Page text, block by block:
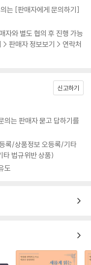
모른다.
이별로 인해 초래된 예술가
리 중 하나로 여겨지던 고
것이 분명했다. 예술가 조합
을 조금이라도 도와 그들의
분과 고독이 섬세하고 과
해야 옳은 장기간의 제작 활
곳에서 고갱 때문에 예술
통으로 가득한 머리는 압생
. 원대한 구상이 붕괴 조짐을
의 눈은 문득 일상의 모든 일
안감을 느낀다. 그렇다고 해
. 차라리 돈 안드는 군대에
신적 긴장이 고흐에게 면도
할 수 없으니 말이다.
>는 그런 한계를 넘어서는
혀 다른 형식의 책이다. 우
흐가 동생 테오와 함께 영원
지를 통해 추적해 간다. 벨
대로 그 길을 따라, 고흐가
란드, 영국, 벨기에, 프랑스
으로 고흐 삶의 궤적을 보
흐뿐만 아니라 고독과 가난
고 짧은 인생으 살다간 한
여 독자들은 머지막 장을
의 투우장 그림도 인상적이
지은이의 형도 화가이다. 평
지은이는 은연중에 더 잘 느
무라 요시데루의 스케치도
는 [판매자에게 문의하기]
자와 별도 협의 후 진행 가능
판매자 정보보기 > 연락처
신고하기
의는 판매자 묻고 답하기를
록/상품정보 오등록/기타
법규위반 상품)
도